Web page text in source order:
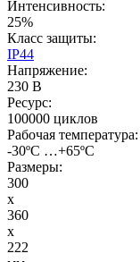
Интенсивность:
25%
Класс защиты:
IP44
Напряжение:
230 В
Ресурс:
100000 циклов
Рабочая температура:
-30ºС …+65ºС
Размеры:
300
x
360
x
222